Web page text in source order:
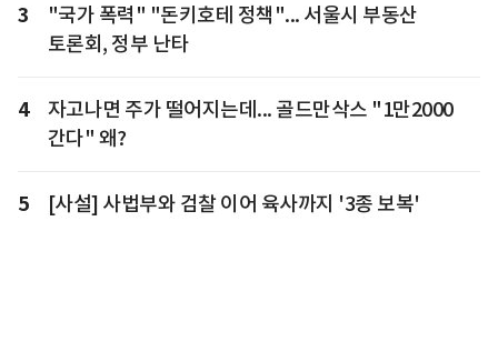
3
"국가 폭력" "돈키호테 정책"... 서울시 부동산
토론회, 정부 난타
4
자고나면 주가 떨어지는데... 골드만삭스 "1만2000
간다" 왜?
5 [사설] 사법부와 검찰 이어 육사까지 '3종 보복'